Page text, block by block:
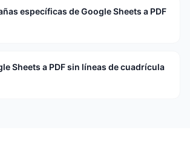
específicas de Google Sheets a PDF
Sheets a PDF sin líneas de cuadrícula